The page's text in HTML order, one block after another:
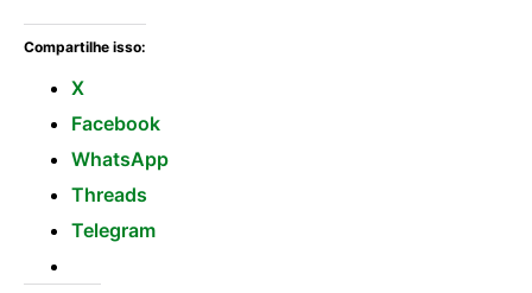
Compartilhe isso:
X
Facebook
WhatsApp
Threads
Telegram